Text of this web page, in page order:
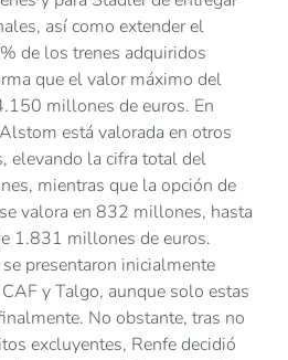
así como extender el
de los trenes adquiridos
que el valor máximo del
millones de euros. En
está valorada en otros
elevando la cifra total del
mientras que la opción de
valora en 832 millones, hasta
1.831 millones de euros.
presentaron inicialmente
y Talgo, aunque solo estas
No obstante, tras no
excluyentes, Renfe decidió